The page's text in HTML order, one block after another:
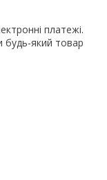
платежі.
будь-який товар